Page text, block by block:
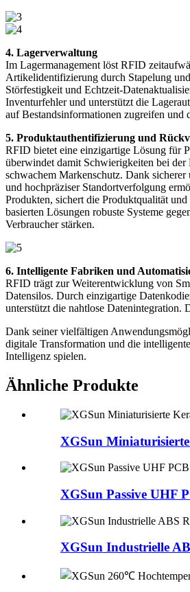
4. Lagerverwaltung
Im Lagermanagement löst RFID
Artikelidentifizierung durch Stapelung
Störfestigkeit und Echtzeit-
Inventurfehler und unterstützt die
auf Bestandsinformationen zugreifen und
5. Produktauthentifizierung und
RFID bietet eine einzigartige Lösung für
überwindet damit Schwierigkeiten bei
schwachem Markenschutz. Dank
und hochpräziser Standortverfolgung
Produkten, sichert die Produktqualität
basierten Lösungen robuste Systeme
Verbraucher stärken.
6. Intelligente Fabriken und
RFID trägt zur Weiterentwicklung von
Datensilos. Durch einzigartige
unterstützt die nahtlose Datenintegration.
Dank seiner vielfältigen
digitale Transformation und die
Intelligenz spielen.
Ähnliche Produkte
XGSun
XGSun Passive UHF
XGSun Industrielle